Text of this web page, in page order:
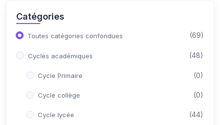
Catégories
Toutes catégories confondues (69)
Cycles académiques (48)
Cycle Primaire (0)
Cycle collège (0)
Cycle lycée (44)